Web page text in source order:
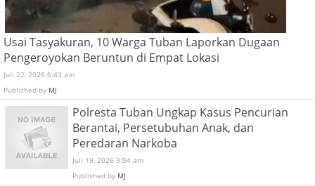
Usai Tasyakuran, 10 Warga Tuban Laporkan Dugaan
Pengeroyokan Beruntun di Empat Lokasi
Juli 22, 2026 6:43 am
Published by MJ
Polresta Tuban Ungkap Kasus Pencurian
Berantai, Persetubuhan Anak, dan
Peredaran Narkoba
Juli 19, 2026 3:54 am
Published by MJ